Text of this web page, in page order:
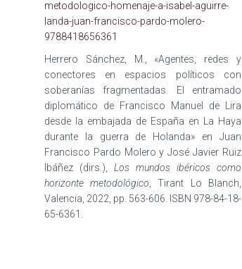
metodologico-homenaje-a-isabel-aguirre-
landa-juan-francisco-pardo-molero-
9788418656361
Herrero Sánchez, M., «Agentes, redes y
conectores en espacios políticos con
soberanías fragmentadas. El entramado
diplomático de Francisco Manuel de Lira
desde la embajada de España en La Haya
durante la guerra de Holanda» en Juan
Francisco Pardo Molero y José Javier Ruiz
Ibáñez (dirs.), Los mundos ibéricos como
horizonte metodológico , Tirant Lo Blanch,
Valencia, 2022, pp. 563-606. ISBN 978-84-18-
65-6361.